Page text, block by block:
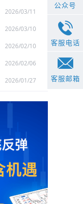
2026/03/11
2026/03/10
2026/02/10
2026/02/06
2026/01/27
公众号
客服电话
客服邮箱